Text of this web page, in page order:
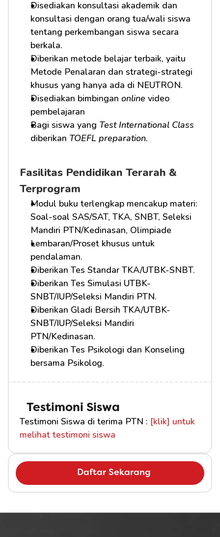
Daftar Sekarang
Disediakan konsultasi akademik dan
konsultasi dengan orang tua/wali siswa
tentang perkembangan siswa secara
berkala.
Diberikan metode belajar terbaik, yaitu
Metode Penalaran dan strategi-strategi
khusus yang hanya ada di NEUTRON.
Disediakan bimbingan online video
pembelajaran
Bagi siswa yang Test International Class
diberikan TOEFL preparation.
Fasilitas Pendidikan Terarah &
Terprogram
Modul buku terlengkap mencakup materi:
Soal-soal SAS/SAT, TKA, SNBT, Seleksi
Mandiri PTN/Kedinasan, Olimpiade
Lembaran/Proset khusus untuk
pendalaman.
Diberikan Tes Standar TKA/UTBK-SNBT.
Diberikan Tes Simulasi UTBK-
SNBT/IUP/Seleksi Mandiri PTN.
Diberikan Gladi Bersih TKA/UTBK-
SNBT/IUP/Seleksi Mandiri
PTN/Kedinasan.
Diberikan Tes Psikologi dan Konseling
bersama Psikolog.
Testimoni Siswa
Testimoni Siswa di terima PTN : [klik] untuk
melihat testimoni siswa